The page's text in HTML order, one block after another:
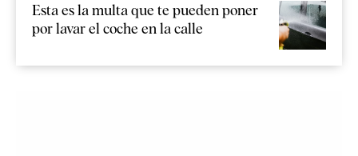
Esta es la multa que te pueden poner
por lavar el coche en la calle